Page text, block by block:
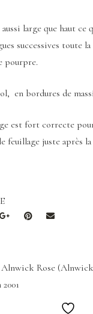
large que haut ce
successives toute
pourpre.
en bordures de
est fort correcte
juste après